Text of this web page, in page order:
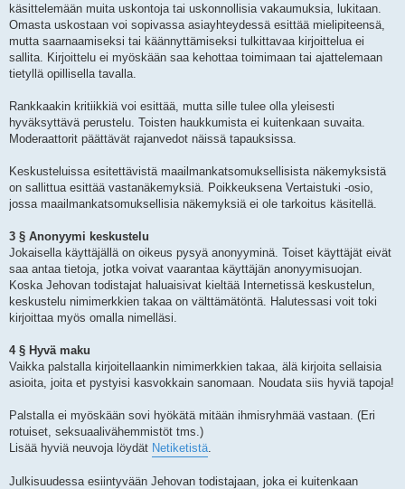
käsittelemään muita uskontoja tai uskonnollisia vakaumuksia, lukitaan.
Omasta uskostaan voi sopivassa asiayhteydessä esittää mielipiteensä,
mutta saarnaamiseksi tai käännyttämiseksi tulkittavaa kirjoittelua ei
sallita. Kirjoittelu ei myöskään saa kehottaa toimimaan tai ajattelemaan
tietyllä opillisella tavalla.
Rankkaakin kritiikkiä voi esittää, mutta sille tulee olla yleisesti
hyväksyttävä perustelu. Toisten haukkumista ei kuitenkaan suvaita.
Moderaattorit päättävät rajanvedot näissä tapauksissa.
Keskusteluissa esitettävistä maailmankatsomuksellisista näkemyksistä
on sallittua esittää vastanäkemyksiä. Poikkeuksena Vertaistuki -osio,
jossa maailmankatsomuksellisia näkemyksiä ei ole tarkoitus käsitellä.
3 § Anonyymi keskustelu
Jokaisella käyttäjällä on oikeus pysyä anonyyminä. Toiset käyttäjät eivät
saa antaa tietoja, jotka voivat vaarantaa käyttäjän anonyymisuojan.
Koska Jehovan todistajat haluaisivat kieltää Internetissä keskustelun,
keskustelu nimimerkkien takaa on välttämätöntä. Halutessasi voit toki
kirjoittaa myös omalla nimelläsi.
4 § Hyvä maku
Vaikka palstalla kirjoitellaankin nimimerkkien takaa, älä kirjoita sellaisia
asioita, joita et pystyisi kasvokkain sanomaan. Noudata siis hyviä tapoja!
Palstalla ei myöskään sovi hyökätä mitään ihmisryhmää vastaan. (Eri
rotuiset, seksuaalivähemmistöt tms.)
Lisää hyviä neuvoja löydät Netiketistä
Julkisuudessa esiintyvään Jehovan todistajaan, joka ei kuitenkaan